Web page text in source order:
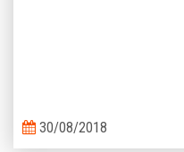
30/08/2018